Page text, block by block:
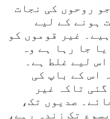
روحوں کی نجات
ہونے کے لیے
غیر قوموں کو
جا رہا ہے وہ
لیے غلط ہے۔
اس کے باپ کی
تاکہ غیر
صدیوں تک،
تک زندہ رہے،